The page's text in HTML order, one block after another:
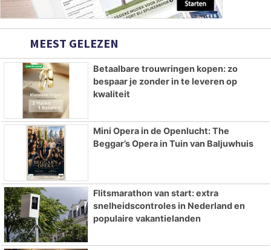
MEEST GELEZEN
Betaalbare trouwringen kopen: zo
bespaar je zonder in te leveren op
kwaliteit
Mini Opera in de Openlucht: The
Beggar’s Opera in Tuin van Baljuwhuis
Flitsmarathon van start: extra
snelheidscontroles in Nederland en
populaire vakantielanden